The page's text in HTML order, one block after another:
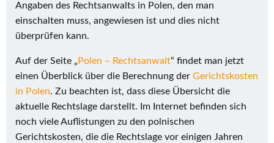
Angaben des Rechtsanwalts in Polen, den man
einschalten muss, angewiesen ist und dies nicht
überprüfen kann.
Auf der Seite „ Polen – Rechtsanwalt“ findet man jetzt
einen Überblick über die Berechnung der Gerichtskosten
in Polen. Zu beachten ist, dass diese Übersicht die
aktuelle Rechtslage darstellt. Im Internet befinden sich
noch viele Auflistungen zu den polnischen
Gerichtskosten, die die Rechtslage vor einigen Jahren